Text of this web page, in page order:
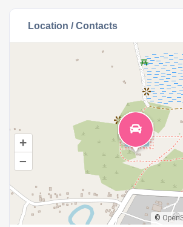
Location / Contacts
+
–
©